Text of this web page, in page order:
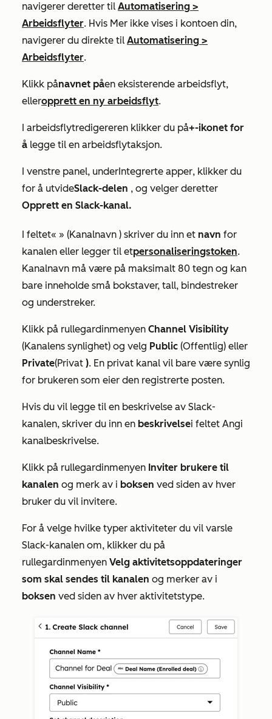
navigerer deretter til Automatisering >
Arbeidsflyter. Hvis Mer ikke vises i kontoen din,
navigerer du direkte til Automatisering >
Arbeidsflyter.
Klikk pånavnet påen eksisterende arbeidsflyt,
elleropprett en ny arbeidsflyt.
I arbeidsflytredigereren klikker du på+-ikonet for
å legge til en arbeidsflytaksjon.
I venstre panel, underIntegrerte apper, klikker du
for å utvideSlack-delen , og velger deretter
Opprett en Slack-kanal.
I feltet« » (Kanalnavn ) skriver du inn et navn for
kanalen eller legger til etpersonaliseringstoken.
Kanalnavn må være på maksimalt 80 tegn og kan
bare inneholde små bokstaver, tall, bindestreker
og understreker.
Klikk på rullegardinmenyen Channel Visibility
(Kanalens synlighet) og velg Public (Offentlig) eller
Private(Privat ). En privat kanal vil bare være synlig
for brukeren som eier den registrerte posten.
Hvis du vil legge til en beskrivelse av Slack-
kanalen, skriver du inn en beskrivelsei feltet Angi
kanalbeskrivelse.
Klikk på rullegardinmenyen Inviter brukere til
kanalen og merk av i boksen ved siden av hver
bruker du vil invitere.
For å velge hvilke typer aktiviteter du vil varsle
Slack-kanalen om, klikker du på
rullegardinmenyen Velg aktivitetsoppdateringer
som skal sendes til kanalen og merker av i
boksen ved siden av hver aktivitetstype.